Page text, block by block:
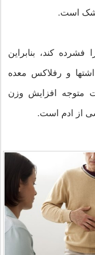
است.
کند، بنابراین
و رفلاکس معده
متوجه افزایش وزن
از ادم است.